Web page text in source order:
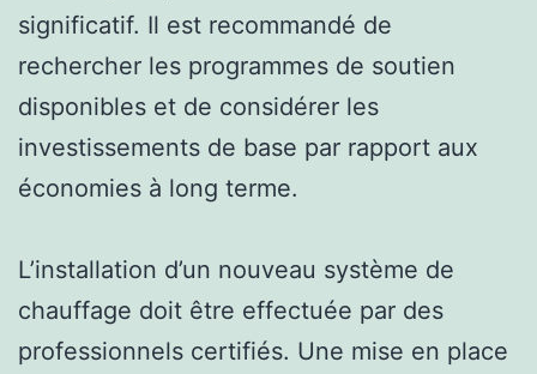
significatif. Il est recommandé de
rechercher les programmes de soutien
disponibles et de considérer les
investissements de base par rapport aux
économies à long terme.
L’installation d’un nouveau système de
chauffage doit être effectuée par des
professionnels certifiés. Une mise en place